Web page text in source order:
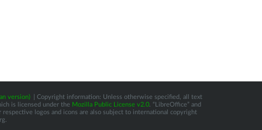
version)
| Copyright information: Unless otherwise specified, all text
is licensed under the Mozilla Public License v2.0. “LibreOffice” and
logos and icons are also subject to international copyright